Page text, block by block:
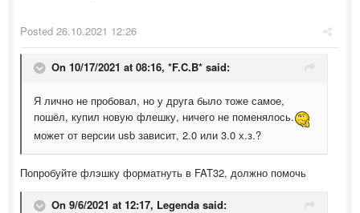
Posted 26.10.2021 12:26
On 10/17/2021 at 08:16, *F.C.B* said:
Я лично не пробовал, но у друга было тоже самое,
пошёл, купил новую флешку, ничего не поменялось.
может от версии usb зависит, 2.0 или 3.0 х.з.?
Попробуйте флэшку форматнуть в FAT32, должно помочь
On 9/6/2021 at 12:17, Legenda said: